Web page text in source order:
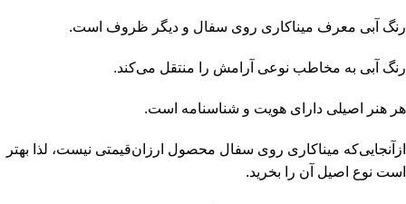
رنگ آبی معرف میناکاری روی سفال و دیگر ظروف است.
رنگ آبی به مخاطب نوعی آرامش را منتقل می‌کند.
هر هنر اصیلی دارای هویت و شناسنامه است.
ازآنجایی‌که میناکاری روی سفال محصول ارزان‌قیمتی نیست، لذا بهتر
است نوع اصیل آن را بخرید.